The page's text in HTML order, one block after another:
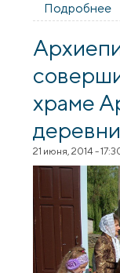
Подробнее
храме
21 июня, 2014 -